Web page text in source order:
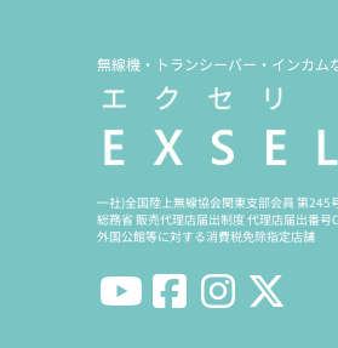
無線機・トランシーバー・インカム
一社)全国陸上無線協会関東支部会員 第245
総務省 販売代理店届出制度 代理店届出番号
外国公館等に対する消費税免除指定店舗